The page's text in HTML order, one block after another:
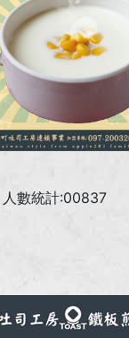
人數統計:00837